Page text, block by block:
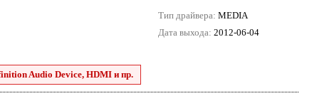
Тип драйвера: MEDIA
Дата выхода: 2012-06-04
Audio Device, HDMI и пр.